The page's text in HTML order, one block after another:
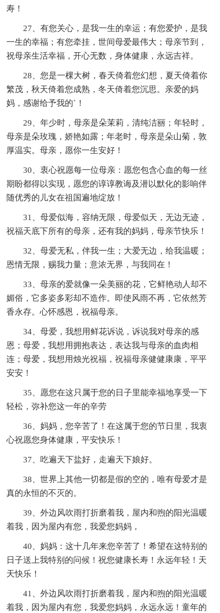
寿！
27、有您关心，是我一生的幸运；有您爱护，是我
一生的幸福；有您牵挂，世间母爱最伟大；母亲节到，
祝母亲生活幸福，开心无数，身体健康，永远吉祥。
28、您是一棵大树，春天倚着您幻想，夏天倚着你
繁茂，秋天倚着您成熟，冬天倚着您沉思。亲爱的妈
妈，感谢给予我的`！
29、年少时，母亲是朵茉莉，清纯洁丽；年轻时，
母亲是朵玫瑰，娇艳如露；年老时，母亲是朵山菊，敦
厚温实。母亲，愿你一生安好！
30、衷心祝愿每一位母亲：愿您包含心血的每一丝
期盼都得以实现，愿您的谆谆教诲及潜以默化的影响伴
随优秀的儿女在祖国遍地绽放！
31、母爱似海，容纳无限，母爱似天，无边无迹，
祝福天底下所有的母亲，还有我的妈妈，母亲节快乐！
32、母爱无私，伴我一生；大爱无边，给我温暖；
恩情无限，赐我力量；意浓无界，与我同在！
33、母亲的爱就像一朵美丽的花，它鲜艳动人却不
媚俗，它多姿多彩却不造作。即使风雨不再，它依然芳
香永存。心怀感恩，祝福母亲。
34、母爱，我想用鲜花诉说，诉说我对母亲的感
恩；母爱，我想用拥抱表达，表达我与母亲的血肉相
连；母爱，我想用烛光祝福，祝福母亲健健康康，平平
安安！
35、愿您在这只属于您的日子里能幸福地享受一下
轻松，弥补您这一年的辛劳
36、妈妈，您辛苦了！在这属于您的节日里，我衷
心祝愿您身体健康，平安快乐！
37、吃遍天下盐好，走遍天下娘好。
38、世界上其他一切都是假的空的，唯有母爱才是
真的永恒的不灭的。
39、外边风吹雨打折磨着我，屋内和煦的阳光温暖
着我，因为屋内有您，我爱您妈妈，
40、妈妈：这十几年来您辛苦了！希望在这特别的
日子送上我特别的问候！祝您健康长寿！永远年轻！天
天快乐！
41、外边风吹雨打折磨着我，屋内和煦的阳光温暖
着我，因为屋内有您，我爱您妈妈，永远永远！童年的